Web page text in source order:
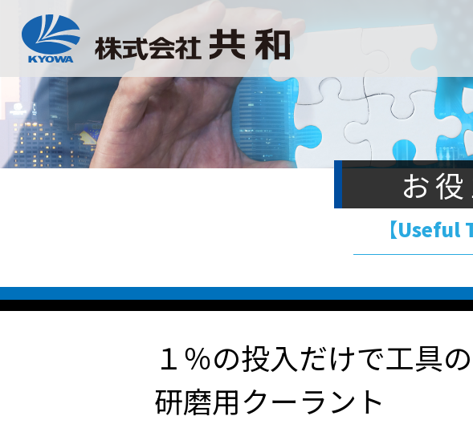
お
【
１％の投入だけで工具
研磨用クーラント